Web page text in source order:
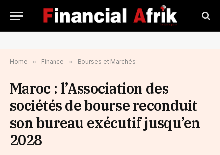
Home » Finance » Bourses et Marchés
Maroc : l’Association des
sociétés de bourse reconduit
son bureau exécutif jusqu’en
2028